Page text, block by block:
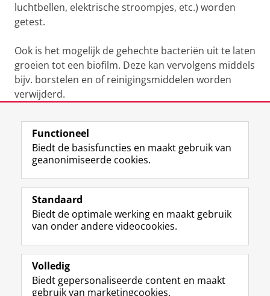
luchtbellen, elektrische stroompjes, etc.) worden
getest.
Ook is het mogelijk de gehechte bacteriën uit te laten
groeien tot een biofilm. Deze kan vervolgens middels
bijv. borstelen en of reinigingsmiddelen worden
verwijderd.
Laatst gewijzigd: 19 januari 2015 15:07
Volg de RUG
F
a
e
b
o
p
a
L
i
k
e
I
-
p
R
S
-
f
e
R
I
n
t
r
m
Y
o
T
e
k
Studiekiezers
Alumni
Over ons
Functioneel
Biedt de basisfuncties en maakt gebruik van
geanonimiseerde cookies.
Standaard
Biedt de optimale werking en maakt gebruik
van onder andere videocookies.
Volledig
Biedt gepersonaliseerde content en maakt
gebruik van marketingcookies.